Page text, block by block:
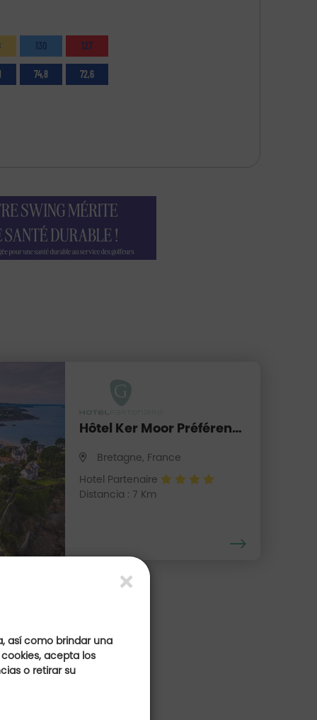
así como brindar una
acepta los
o retirar su
130 127
74,8 72,6
Hôtel Ker Moor Préférence
Bretagne, France
Hotel Partenaire
Distancia : 7 Km